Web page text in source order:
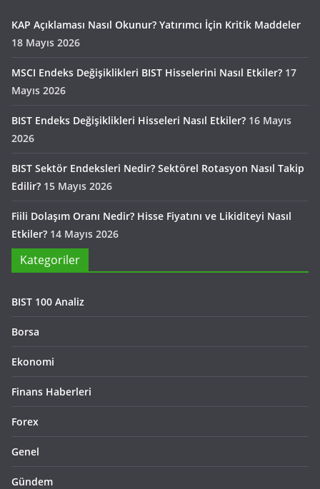
KAP Açıklaması Nasıl Okunur? Yatırımcı İçin Kritik Maddeler
18 Mayıs 2026
MSCI Endeks Değişiklikleri BIST Hisselerini Nasıl Etkiler? 17
Mayıs 2026
BIST Endeks Değişiklikleri Hisseleri Nasıl Etkiler? 16 Mayıs
2026
BIST Sektör Endeksleri Nedir? Sektörel Rotasyon Nasıl Takip
Edilir? 15 Mayıs 2026
Fiili Dolaşım Oranı Nedir? Hisse Fiyatını ve Likiditeyi Nasıl
Etkiler? 14 Mayıs 2026
Kategoriler
BIST 100 Analiz
Borsa
Ekonomi
Finans Haberleri
Forex
Genel
Gündem